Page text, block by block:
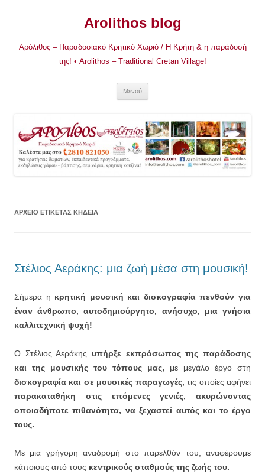
Arolithos blog
Αρόλιθος – Παραδοσιακό Κρητικό Χωριό / Η Κρήτη & η παράδοσή
της! • Arolithos – Traditional Cretan Village!
Μενού
ΑΡΧΕΊΟ ΕΤΙΚΈΤΑΣ ΚΗΔΕΙΑ
Στέλιος Αεράκης: μια ζωή μέσα στη μουσική!
Σήμερα η κρητική μουσική και δισκογραφία πενθούν για
έναν άνθρωπο, αυτοδημιούργητο, ανήσυχο, μια γνήσια
καλλιτεχνική ψυχή!
Ο Στέλιος Αεράκης υπήρξε εκπρόσωπος της παράδοσης
και της μουσικής του τόπους μας, με μεγάλο έργο στη
δισκογραφία και σε μουσικές παραγωγές, τις οποίες αφήνει
παρακαταθήκη στις επόμενες γενιές, ακυρώνοντας
οποιαδήποτε πιθανότητα, να ξεχαστεί αυτός και το έργο
τους.
Με μια γρήγορη αναδρομή στο παρελθόν του, αναφέρουμε
κάποιους από τους κεντρικούς σταθμούς της ζωής του.